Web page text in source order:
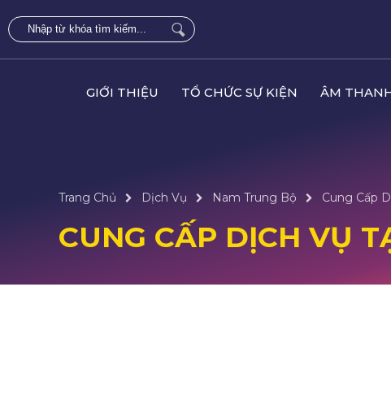
GIỚI THIỆU TỔ CHỨC SỰ KIỆN ÂM
Trang Chủ Dịch Vụ Nam Trung Bộ Cung Cấp
CUNG CẤP DỊCH VỤ